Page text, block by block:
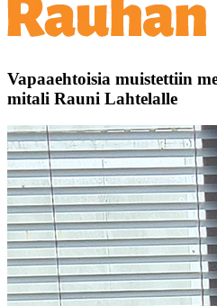
Vapaaehtoisia muistettiin
mitali Rauni Lahtelalle